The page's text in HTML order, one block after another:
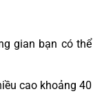
gian bạn có thể
cao khoảng 40